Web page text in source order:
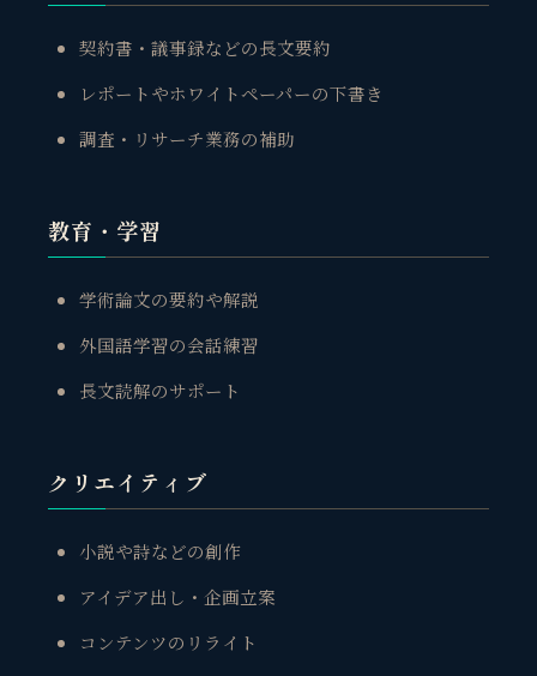
契約書・議事録などの長文要約
レポートやホワイトペーパーの下書き
調査・リサーチ業務の補助
教育・学習
学術論文の要約や解説
外国語学習の会話練習
長文読解のサポート
クリエイティブ
小説や詩などの創作
アイデア出し・企画立案
コンテンツのリライト